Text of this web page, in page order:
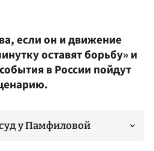
если он и движение
оставят борьбу» и
в России пойдут
у Памфиловой